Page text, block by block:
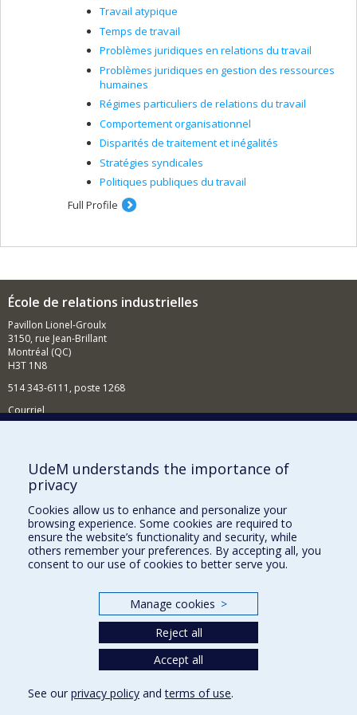
Travail atypique
Temps de travail
Problèmes juridiques en relations du travail
Problèmes juridiques en gestion des ressources
humaines
Régimes particuliers de relations du travail
Comportement organisationnel
Disparités de traitement et inégalités
Stratégies syndicales
Politiques publiques du travail
Full Profile
École de relations industrielles
Pavillon Lionel-Groulx
3150, rue Jean-Brillant
Montréal (QC)
H3T 1N8
514 343-6111, poste 1268
Courriel
Comment soutenir l'École?
BESOIN D'AIDE?
Plan du site
Signaler une erreur
Accessibilité
Nos départements et écoles
UdeM understands the importance of
privacy
Cookies allow us to enhance and personalize your
browsing experience. Some cookies are required to
ensure the website’s functionality and security, while
others remember your preferences. By accepting all, you
consent to our use of cookies to better serve you.
Manage cookies >
Reject all
Accept all
See our privacy policy andterms of use.